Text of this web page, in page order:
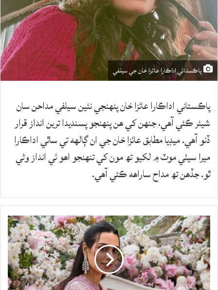
پاڪستاني اداڪارا عائزا خان جي سيلفي
پاڪستاني اداڪارا عائزا خان پنهنجي نئين سيلفي مداحن سان
شيئر ڪئي آهي، جنهن کي هن پنهنجو پسنديدا ترين انداز قرار
ڏنو آهي. ميڊيا مطابق عائزا خان جي ان ڳالهه تي ساٿي اداڪارا
ميرا سيٺي موٽ ۾ لکيو تھ مون کي تنهنجو اهو ئي انداز وڻي
ٿو. جڏهن تھ مداح ساراهه ڪئي آهي.